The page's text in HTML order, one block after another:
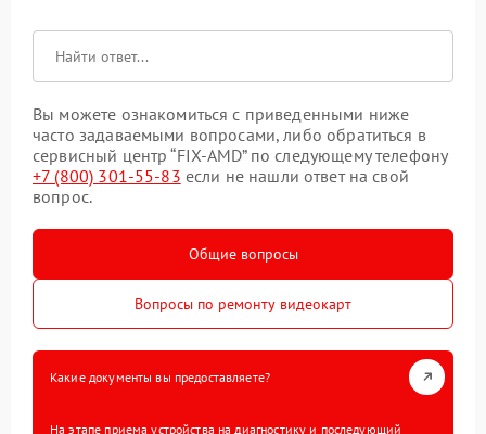
Вы можете ознакомиться с приведенными ниже
часто задаваемыми вопросами, либо обратиться в
сервисный центр “FIX-AMD” по следующему телефону
+7 (800) 301-55-83 если не нашли ответ на свой
вопрос.
Общие вопросы
Вопросы по ремонту видеокарт
Какие документы вы предоставляете?
На этапе приема устройства на диагностику и последующий